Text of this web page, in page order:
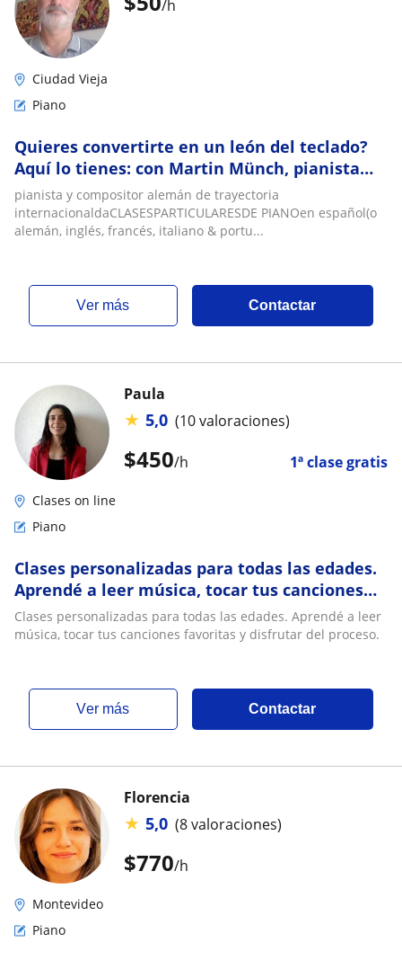
/h
Ciudad Vieja
Piano
Quieres convertirte en un león del teclado?
Aquí lo tienes: con Martin Münch, pianista
alemán
pianista y compositor alemán de trayectoria
internacionaldaCLASESPARTICULARESDE PIANOen español(o
alemán, inglés, francés, italiano & portu...
ver más Contactar
$450/h 1ª clase gratis
Paula
★ 5,0 (10 valoraciones)
Clases on line
Piano
Clases personalizadas para todas las edades.
Aprendé a leer música, tocar tus canciones
favoritas y disfrutar del proceso
Clases personalizadas para todas las edades. Aprendé a leer
música, tocar tus canciones favoritas y disfrutar del proceso.
ver más Contactar
$770/h
Florencia
★ 5,0 (8 valoraciones)
Montevideo
Piano